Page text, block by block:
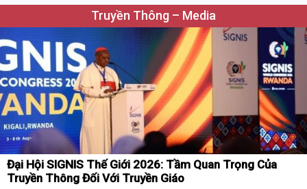
Truyền Thông – Media
Đại Hội SIGNIS Thế Giới 2026: Tầm Quan Trọng Của
Truyền Thông Đối Với Truyền Giáo